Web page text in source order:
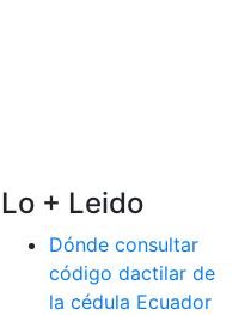
Lo + Leido
Dónde consultar
código dactilar de
la cédula Ecuador